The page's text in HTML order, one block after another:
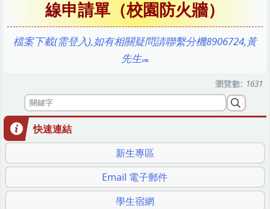
線申請單（校園防火牆）
檔案下載(需登入),如有相關疑問請聯繫分機8906724,黃
先生
瀏覽數: 1631
快速連結
新生專區
Email 電子郵件
學生宿網